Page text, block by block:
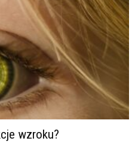
wzroku?